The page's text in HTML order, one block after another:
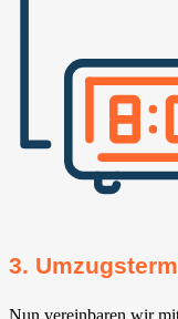
3.
Nun vereinbaren wir